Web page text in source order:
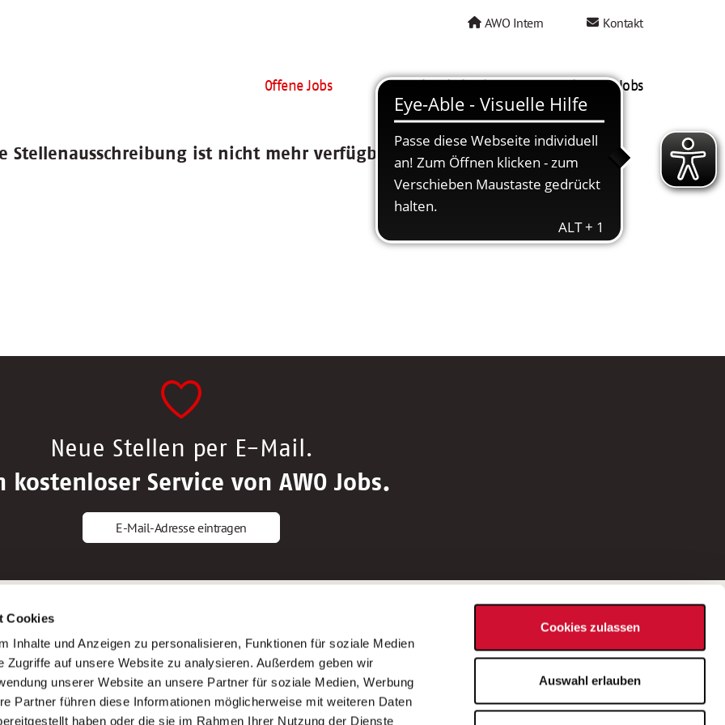
Cookies
Inhalte und Anzeigen zu personalisieren, Funktionen für soziale Medien
Zugriffe auf unsere Website zu analysieren. Außerdem geben wir
unserer Website an unsere Partner für soziale Medien, Werbung
Partner führen diese Informationen möglicherweise mit weiteren Daten
haben oder die sie im Rahmen Ihrer Nutzung der Dienste
Cookies zulassen
Auswahl erlauben
AWO Intern Kontakt
Offene Jobs AWO als Arbeitgeber Mein AWO Jobs
Stellenausschreibung ist nicht mehr verfügbar.
Neue Stellen per E-Mail.
kostenloser Service von AWO Jobs.
E-Mail-Adresse eintragen
Altenpfleger*in
Krankenpfleger*in
Altenpflegehelfer*in
Erzieher*in
AWO Gliederungen nach Bundesland
Stellenangebote nach Bundesländern
Sitemap
Impressum
Datenschutz
Bei Fragen zu einer Stellenausschreibung
wenden Sie sich bitte an die*den in der
Stellenausschreibung genannte*n